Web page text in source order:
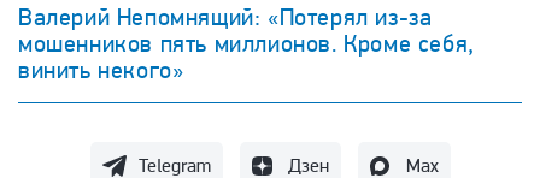
Валерий Непомнящий: «Потерял из-за
мошенников пять миллионов. Кроме себя,
винить некого»
Telegram Дзен Max